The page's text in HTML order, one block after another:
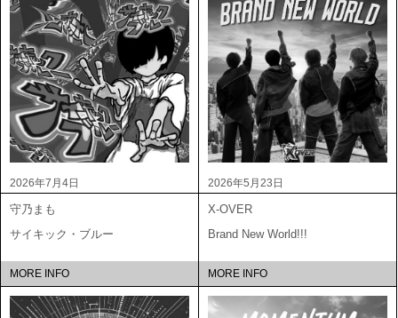
2026年7月4日
守乃まも
サイキック・ブルー
MORE INFO
2026年5月23日
X-OVER
Brand New World!!!
MORE INFO